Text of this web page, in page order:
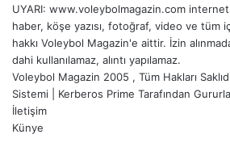
UYARI: www.voleybolmagazin.com
haber, köşe yazısı, fotoğraf, video ve
hakkı Voleybol Magazin'e aittir. İzin
dahi kullanılamaz, alıntı yapılamaz.
Voleybol Magazin 2005 , Tüm Hakları
Sistemi
Kerberos Prime Tarafından Gururla
İletişim
Künye